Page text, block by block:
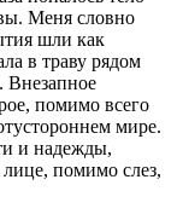
Меня словно
шли как
в траву рядом
Внезапное
помимо всего
мире.
и надежды,
помимо слез,